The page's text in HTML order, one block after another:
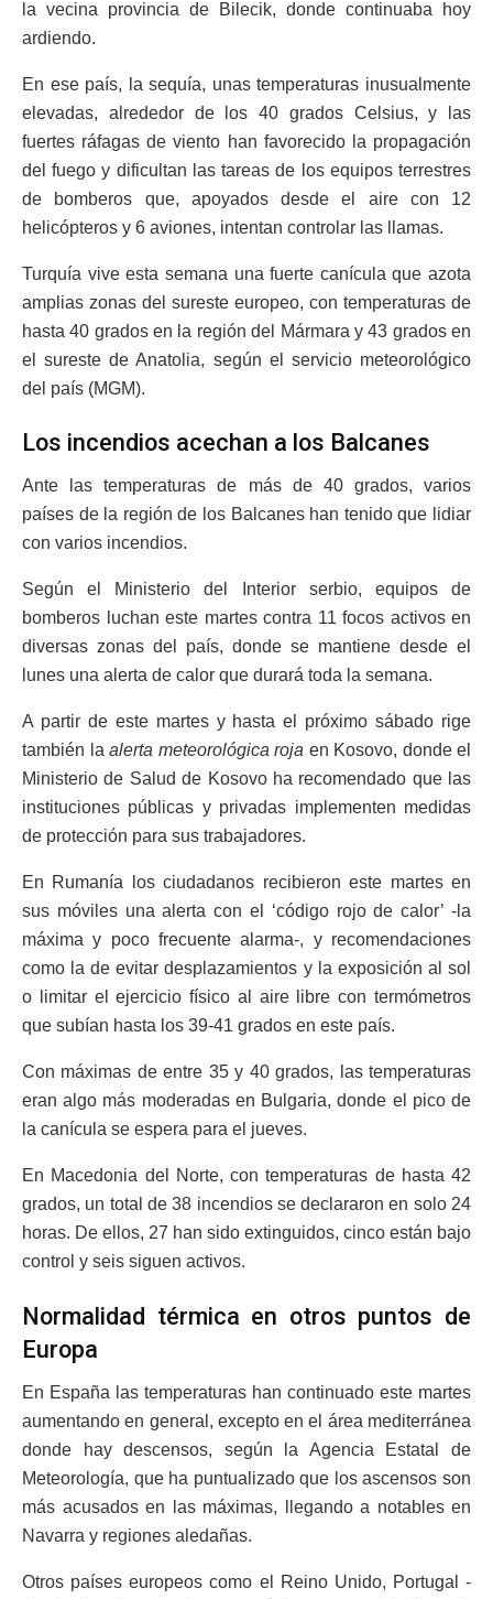
la vecina provincia de Bilecik, donde continuaba hoy
ardiendo.
En ese país, la sequía, unas temperaturas inusualmente
elevadas, alrededor de los 40 grados Celsius, y las
fuertes ráfagas de viento han favorecido la propagación
del fuego y dificultan las tareas de los equipos terrestres
de bomberos que, apoyados desde el aire con 12
helicópteros y 6 aviones, intentan controlar las llamas.
Turquía vive esta semana una fuerte canícula que azota
amplias zonas del sureste europeo, con temperaturas de
hasta 40 grados en la región del Mármara y 43 grados en
el sureste de Anatolia, según el servicio meteorológico
del país (MGM).
Los incendios acechan a los Balcanes
Ante las temperaturas de más de 40 grados, varios
países de la región de los Balcanes han tenido que lidiar
con varios incendios.
Según el Ministerio del Interior serbio, equipos de
bomberos luchan este martes contra 11 focos activos en
diversas zonas del país, donde se mantiene desde el
lunes una alerta de calor que durará toda la semana.
A partir de este martes y hasta el próximo sábado rige
también la alerta meteorológica roja en Kosovo, donde el
Ministerio de Salud de Kosovo ha recomendado que las
instituciones públicas y privadas implementen medidas
de protección para sus trabajadores.
En Rumanía los ciudadanos recibieron este martes en
sus móviles una alerta con el ‘código rojo de calor’ -la
máxima y poco frecuente alarma-, y recomendaciones
como la de evitar desplazamientos y la exposición al sol
o limitar el ejercicio físico al aire libre con termómetros
que subían hasta los 39-41 grados en este país.
Con máximas de entre 35 y 40 grados, las temperaturas
eran algo más moderadas en Bulgaria, donde el pico de
la canícula se espera para el jueves.
En Macedonia del Norte, con temperaturas de hasta 42
grados, un total de 38 incendios se declararon en solo 24
horas. De ellos, 27 han sido extinguidos, cinco están bajo
control y seis siguen activos.
Normalidad térmica en otros puntos de
Europa
En España las temperaturas han continuado este martes
aumentando en general, excepto en el área mediterránea
donde hay descensos, según la Agencia Estatal de
Meteorología, que ha puntualizado que los ascensos son
más acusados en las máximas, llegando a notables en
Navarra y regiones aledañas.
Otros países europeos como el Reino Unido, Portugal -